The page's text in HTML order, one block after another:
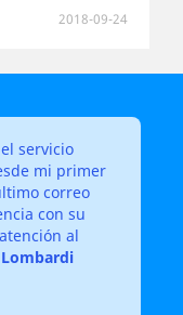
2018-09-24
servicio
mi primer
correo
con su
al